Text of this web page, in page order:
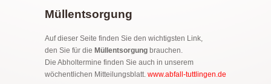
Müllentsorgung
Auf dieser Seite finden Sie den wichtigsten Link,
den Sie für die Müllentsorgung brauchen.
Die Abholtermine finden Sie auch in unserem
wöchentlichen Mitteilungsblatt. www.abfall-tuttlingen.de